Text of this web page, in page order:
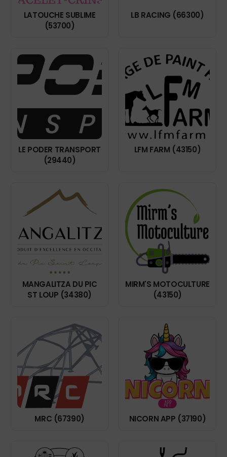
LATOUCHE SUBLIME
(53700)
LB RACING (66300)
LE PODER TRANSPORT
(29440)
LFM FARM (43150)
MANGALITZA DU PIC
ST LOUP (34380)
MIRM'S MOTOCULTURE
(43150)
MRC (67390) NICORN APP (37190)